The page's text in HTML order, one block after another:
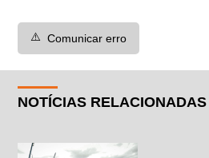
⚠️ Comunicar erro
NOTÍCIAS RELACIONADAS